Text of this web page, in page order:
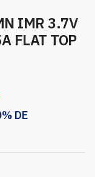
IMR 3.7V
FLAT TOP
DE